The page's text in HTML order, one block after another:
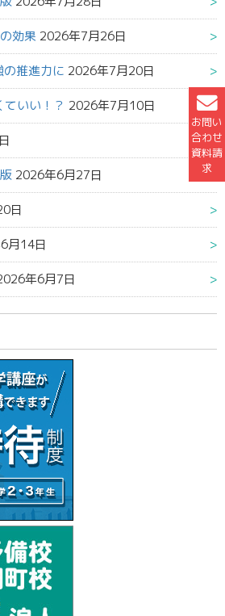
お問い
合わせ
資料請
求
効果 2026年7月26日
の推進力に 2026年7月20日
いい！？ 2026年7月10日
2026年6月27日
日
月14日
年6月7日